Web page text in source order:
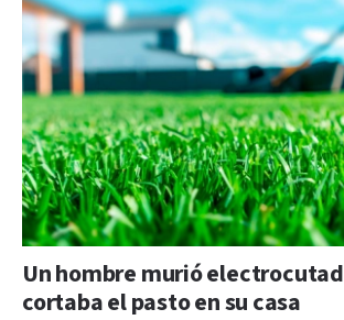
Un hombre murió
cortaba el pasto en su casa